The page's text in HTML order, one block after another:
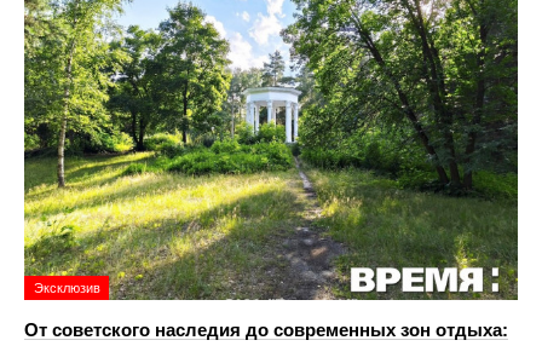
Эксклюзив
От советского наследия до современных зон отдыха: